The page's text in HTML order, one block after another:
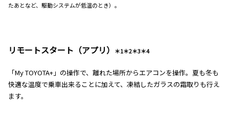
たあとなど、駆動システムが低温のとき）。
リモートスタート（アプリ） ＊1＊2＊3＊4
「My TOYOTA+」の操作で、離れた場所からエアコンを操作。夏も冬も
快適な温度で乗車出来ることに加えて、凍結したガラスの霜取りも行え
ます。